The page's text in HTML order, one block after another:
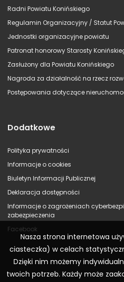
Radni Powiatu Konińskiego
Regulamin Organizacyjny / Statut
Jednostki organizacyjne powiatu
Patronat honorowy Starosty
Zasłużony dla Powiatu Konińskiego
Nagroda za działalność na rzecz
Postępowania dotyczące
Dodatkowe
Polityka prywatności
Informacje o cookies
Biuletyn Informacji Publicznej
Deklaracja dostępności
Informacje o zagrożeniach
zabezpieczenia
Facebook
Nasza strona internetowa
ciasteczka) w celach
Dzięki nim możemy
twoich potrzeb. Każdy może